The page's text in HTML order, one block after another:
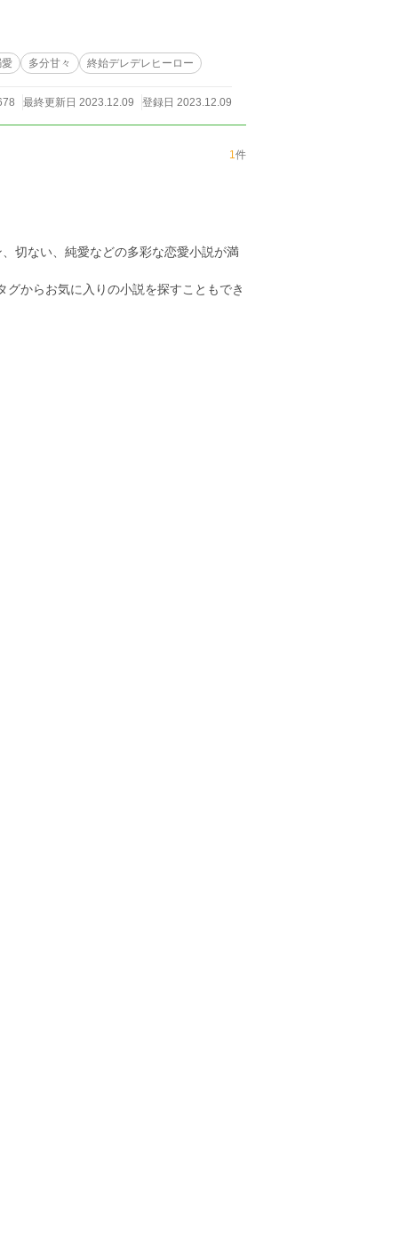
。 この話は、そんな二人のあるティータイ
愛 多分甘々 終始デレデレヒーロー
最終更新日 2023.12.09 登録日 2023.12.09
1件
切ない、純愛などの多彩な恋愛小説が満
グからお気に入りの小説を探すこともでき